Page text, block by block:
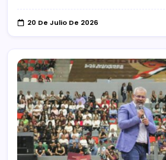
20 De Julio De 2026